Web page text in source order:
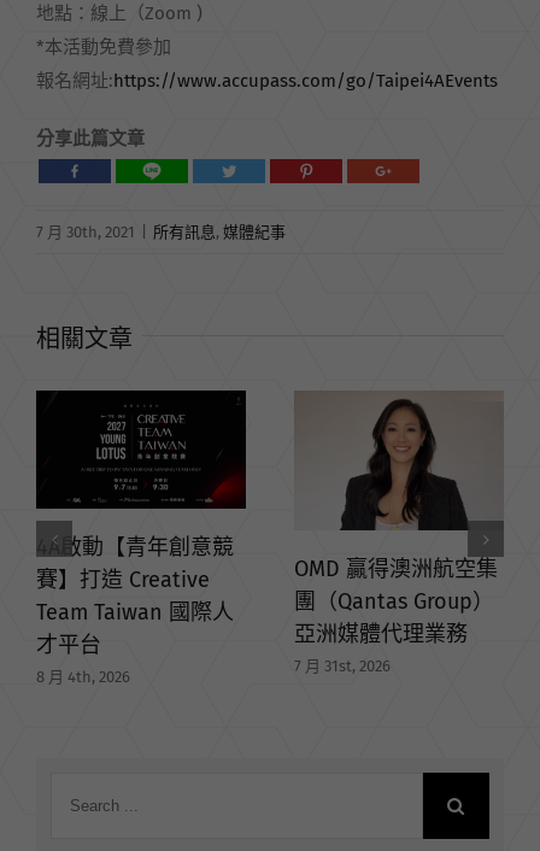
地點：線上（Zoom )
*本活動免費參加
報名網址:https://www.accupass.com/go/Taipei4AEvents
分享此篇文章
7 月 30th, 2021 所有訊息 , 媒體紀事
相關文章
4A啟動【青年創意競
賽】打造 Creative
Team Taiwan 國際人
才平台
8 月 4th, 2026
OMD 贏得澳洲航空集
團（Qantas Group）
亞洲媒體代理業務
7 月 31st, 2026